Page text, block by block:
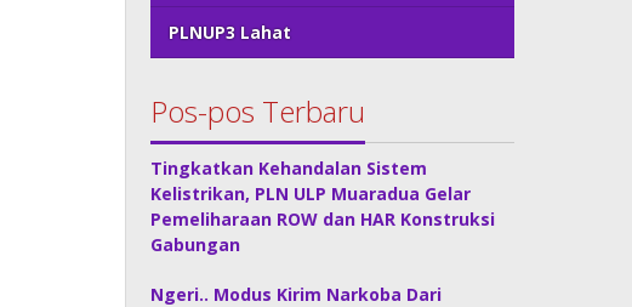
PLNUP3 Lahat
Pos-pos Terbaru
Tingkatkan Kehandalan Sistem
Kelistrikan, PLN ULP Muaradua Gelar
Pemeliharaan ROW dan HAR Konstruksi
Gabungan
Ngeri.. Modus Kirim Narkoba Dari